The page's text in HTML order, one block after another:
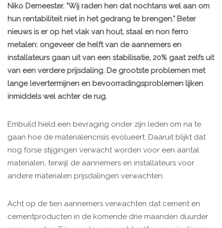
Niko Demeester. "Wij raden hen dat nochtans wel aan om
hun rentabiliteit niet in het gedrang te brengen." Beter
nieuws is er op het vlak van hout, staal en non ferro
metalen: ongeveer de helft van de aannemers en
installateurs gaan uit van een stabilisatie, 20% gaat zelfs uit
van een verdere prijsdaling. De grootste problemen met
lange levertermijnen en bevoorradingsproblemen lijken
inmiddels wel achter de rug.
Embuild hield een bevraging onder zijn leden om na te
gaan hoe de materialencrisis evolueert. Daaruit blijkt dat
nog forse stijgingen verwacht worden voor een aantal
materialen, terwijl de aannemers en installateurs voor
andere materialen prijsdalingen verwachten.
Acht op de tien aannemers verwachten dat cement en
cementproducten in de komende drie maanden duurder